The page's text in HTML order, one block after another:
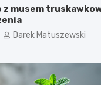
z musem
Darek Matuszewski